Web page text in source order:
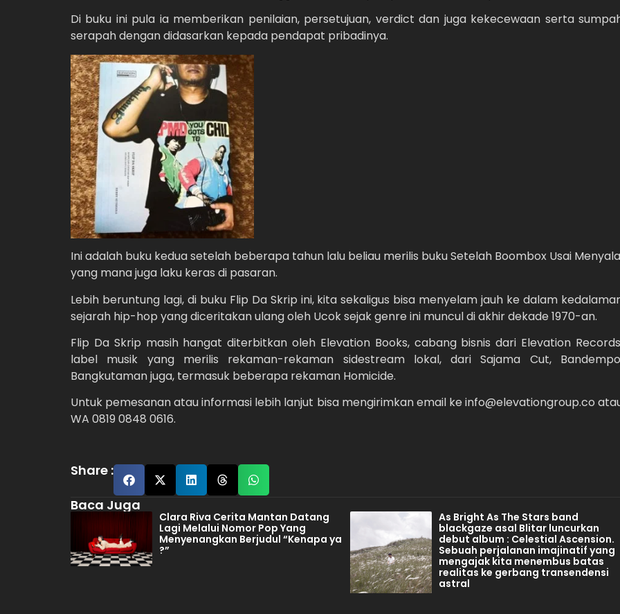
Di buku ini pula ia memberikan penilaian, persetujuan, verdict dan juga kekecewaan serta
serapah dengan didasarkan kepada pendapat pribadinya.
Ini adalah buku kedua setelah beberapa tahun lalu beliau merilis buku Setelah Boombox Usai
yang mana juga laku keras di pasaran.
Lebih beruntung lagi, di buku Flip Da Skrip ini, kita sekaligus bisa menyelam jauh ke dalam
sejarah hip-hop yang diceritakan ulang oleh Ucok sejak genre ini muncul di akhir dekade 1970-an.
Flip Da Skrip masih hangat diterbitkan oleh Elevation Books, cabang bisnis dari Elevation
label musik yang merilis rekaman-rekaman sidestream lokal, dari Sajama Cut,
Bangkutaman juga, termasuk beberapa rekaman Homicide.
Untuk pemesanan atau informasi lebih lanjut bisa mengirimkan email ke info@elevationgroup.co
WA 0819 0848 0616.
Share :
Baca Juga
Clara Riva Cerita Mantan Datang
Lagi Melalui Nomor Pop Yang
Menyenangkan Berjudul “Kenapa ya
?”
As Bright As The Stars band
blackgaze asal Blitar luncurkan
debut album : Celestial Ascension.
Sebuah perjalanan imajinatif yang
mengajak kita menembus batas
realitas ke gerbang transendensi
astral